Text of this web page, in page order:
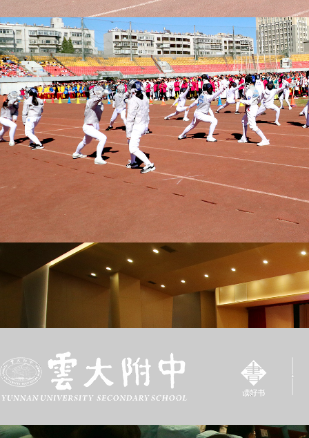
德育快讯
昆明呈贡新区中学（云大附中呈贡校区）全体师生心系
本学期宣传工作会议圆满召开
首页 9 [1] [2] [3] [4]